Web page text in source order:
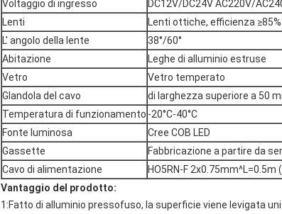
Voltaggio di ingresso
DC12V/DC24V AC220V/
Lenti
Lenti ottiche, efficienza ≥85%
L' angolo della lente
38°/60°
Abitazione
Leghe di alluminio estruse
Vetro
Vetro temperato
Glandola del cavo
di larghezza superiore a 50
Temperatura di funzionamento -20°C-40°C
Fonte luminosa
Cree COB LED
Gassette
Fabbricazione a partire da
Cavo di alimentazione
HO5RN-F
Vantaggio del prodotto:
1:Fatto di alluminio pressofuso, la superficie viene levigata